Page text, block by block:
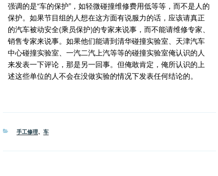
强调的是“车的保护”，如轻微碰撞维修费用低等等，而不是人的
保护。如果节目组的人想在这方面有说服力的话，应该请真正
的汽车被动安全(乘员保护)的专家来说事，而不能请维修专家、
销售专家来说事。如果他们能请到清华碰撞实验室、天津汽车
中心碰撞实验室、一汽二汽上汽等等的碰撞实验室俺认识的人
来发表一下评论，那是另一回事。但俺敢肯定，俺所认识的上
述这些单位的人不会在没做实验的情况下发表任何结论的。
分
手工修理、 车